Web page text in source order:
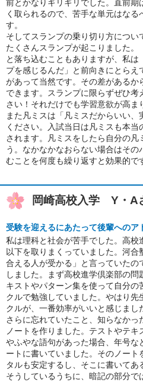
前とかなりギリギリでした。直前期
く取られるので、苦手な単元はな
す。
そしてスランプの乗り切り方につい
たくさんスランプが起こりました。
と落ち込むこともありますが、私
プを感じるんだ」と前向きにとら
があって当然です。その差があるか
できます。スランプに限らずぜひ
さい！それだけでも学習意欲が高ま
また凡ミスは「凡ミスだからいい
ください。入試当日は凡ミスも本
されます。凡ミスをしたら自分の凡
う。なかなかなおらない場合はそ
むことを何度も繰り返すと効果的で
岡崎高校入学 Y・A
受験を迎えるにあたって後輩へのア
私は理科と社会が苦手でした。高校
以下を取りまくっていました。河合
合える人が受かる」と言っていたの
しました。まず高校進学倶楽部の
キストやパターン集を使って自分の
クルで勉強していました。やはり先
クルが、一番効率がいいと感じまし
さらに忘れていたこと、知らなかっ
ノートを作りました。テストやテ
やふやな語句があった場合、年号な
ートに書いていました。そのノー
タルも安定するし、そこに書いてあ
そうしているうちに、暗記の部分で